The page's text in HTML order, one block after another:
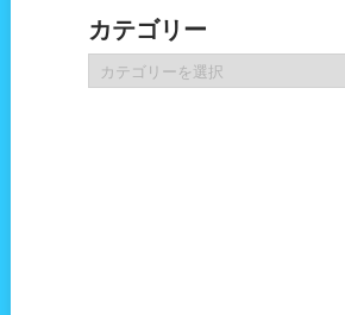
イ
ブ
カテゴリー
テ